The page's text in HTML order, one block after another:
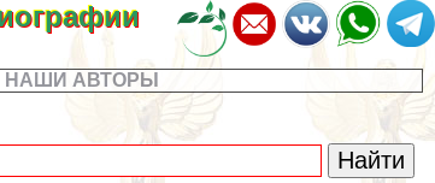
НАШИ АВТОРЫ